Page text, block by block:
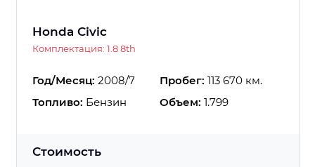
Honda Civic
Комплектация: 1.8 8th
Год/Месяц: 2008/7 Пробег: 113 670 км.
Топливо: Бензин Объем: 1.799
Стоимость